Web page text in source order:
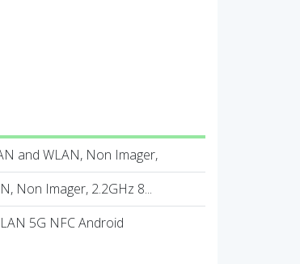
and WLAN, Non Imager,
Non Imager, 2.2GHz 8...
5G NFC Android